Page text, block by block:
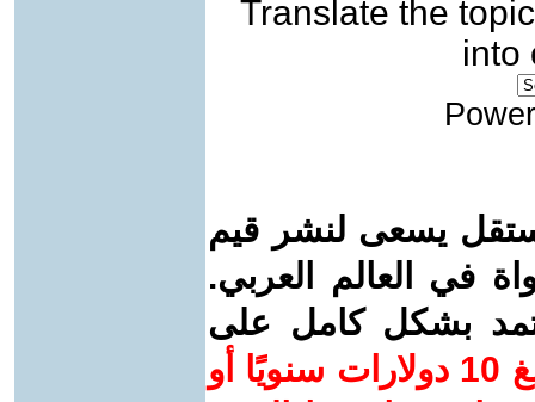
Translate the topic
into
يسعى لنشر قيم
في العالم العربي.
بشكل كامل على
ساهم/ي معنا! بدعمكم بمبلغ 10 دولارات سنويًا أو